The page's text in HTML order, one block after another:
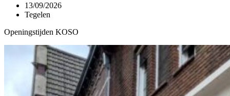
13/09/2026
Tegelen
Openingstijden KOSO